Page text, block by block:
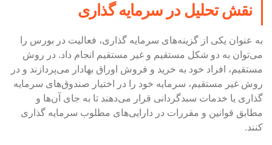
نقش تحلیل در سرمایه گذاری
به عنوان یکی از گزینه‌های سرمایه گذاری، فعالیت در بورس را
می‌توان به دو شکل مستقیم و غیر مستقیم انجام داد. در روش
مستقیم، افراد خود به خرید و فروش اوراق بهادار می‌پردازند و در
روش غیر مستقیم، سرمایه خود را در اختیار صندوق‌های سرمایه
گذاری یا خدمات سبدگردانی قرار می‌دهند تا به جای آن‌ها و
مطابق قوانین و مقررات در دارایی‌های مطلوب سرمایه گذاری
کنند.